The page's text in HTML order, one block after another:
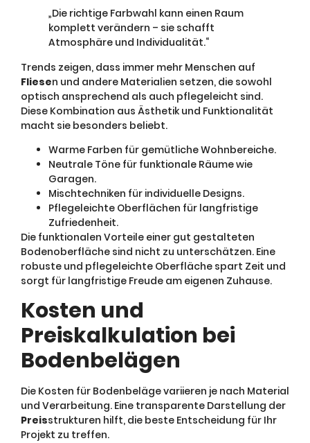
„Die richtige Farbwahl kann einen Raum
komplett verändern – sie schafft
Atmosphäre und Individualität.“
Trends zeigen, dass immer mehr Menschen auf
Fliesen und andere Materialien setzen, die sowohl
optisch ansprechend als auch pflegeleicht sind.
Diese Kombination aus Ästhetik und Funktionalität
macht sie besonders beliebt.
Warme Farben für gemütliche Wohnbereiche.
Neutrale Töne für funktionale Räume wie
Garagen.
Mischtechniken für individuelle Designs.
Pflegeleichte Oberflächen für langfristige
Zufriedenheit.
Die funktionalen Vorteile einer gut gestalteten
Bodenoberfläche sind nicht zu unterschätzen. Eine
robuste und pflegeleichte Oberfläche spart Zeit und
sorgt für langfristige Freude am eigenen Zuhause.
Kosten und
Preiskalkulation bei
Bodenbelägen
Die Kosten für Bodenbeläge variieren je nach Material
und Verarbeitung. Eine transparente Darstellung der
Preisstrukturen hilft, die beste Entscheidung für Ihr
Projekt zu treffen.